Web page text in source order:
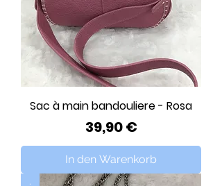
Sac à main bandouliere - Rosa
Preis
39,90 €
In den Warenkorb
.